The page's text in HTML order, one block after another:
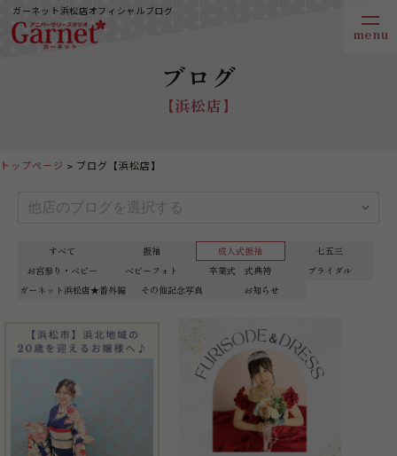
ガーネット浜松店オフィシャルブログ
ブログ
【浜松店】
すべて 振袖 成人式振袖
七五三
お宮参り・ベビー
ベビーフォト 卒業式 式典袴
ブライダル
ガーネット浜松店★番外編
その他記念写真 お知らせ
トップページ ブログ【浜松店】